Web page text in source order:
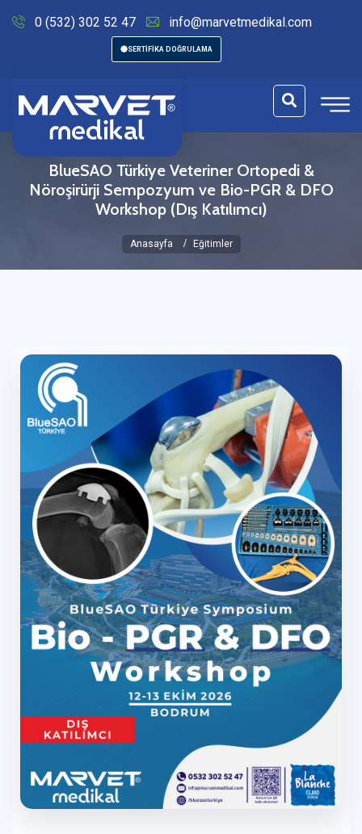
0 (532) 302 52 47 info@marvetmedikal.com
SERTİFİKA DOĞRULAMA
BlueSAO Türkiye Veteriner Ortopedi &
Nöroşirürji Sempozyum ve Bio-PGR & DFO
Workshop (Dış Katılımcı)
Anasayfa Eğitimler